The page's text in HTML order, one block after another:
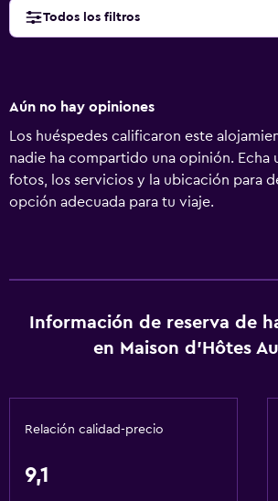
Todos los filtros
Aún no hay opiniones
Los huéspedes calificaron este
nadie ha compartido una opinión. Echa
fotos, los servicios y la ubicación para
opción adecuada para tu viaje.
Información de reserva de
en Maison d'Hôtes
Relación calidad-precio
9,1